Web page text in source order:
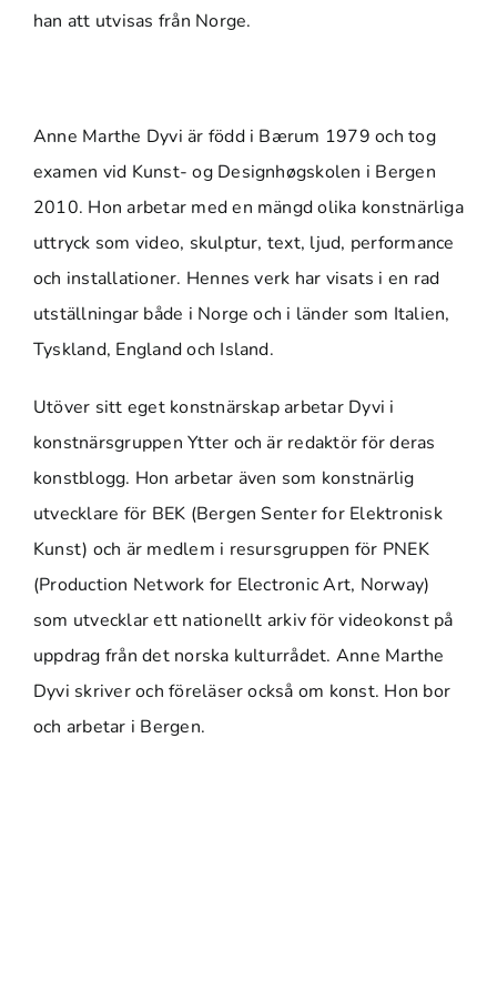
han att utvisas från Norge.
Anne Marthe Dyvi är född i Bærum 1979 och tog
examen vid Kunst- og Designhøgskolen i Bergen
2010. Hon arbetar med en mängd olika konstnärliga
uttryck som video, skulptur, text, ljud, performance
och installationer. Hennes verk har visats i en rad
utställningar både i Norge och i länder som Italien,
Tyskland, England och Island.
Utöver sitt eget konstnärskap arbetar Dyvi i
konstnärsgruppen Ytter och är redaktör för deras
konstblogg. Hon arbetar även som konstnärlig
utvecklare för BEK (Bergen Senter for Elektronisk
Kunst) och är medlem i resursgruppen för PNEK
(Production Network for Electronic Art, Norway)
som utvecklar ett nationellt arkiv för videokonst på
uppdrag från det norska kulturrådet. Anne Marthe
Dyvi skriver och föreläser också om konst. Hon bor
och arbetar i Bergen.